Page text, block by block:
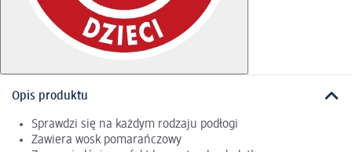
Opis produktu
Sprawdzi się na każdym rodzaju podłogi
Zawiera wosk pomarańczowy